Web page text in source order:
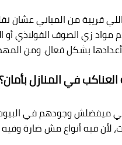
اللي قريبة من المباني
مواد زي الصوف الفولاذي
بشكل فعال. ومن
في المنازل
ميفضلش وجودهم في
فيه أنواع مش ضارة